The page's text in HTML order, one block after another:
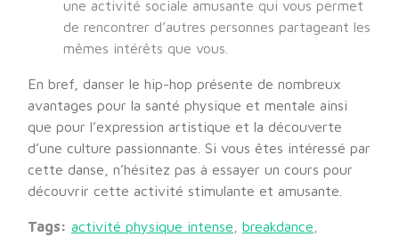
une activité sociale amusante qui vous permet
de rencontrer d’autres personnes partageant les
mêmes intérêts que vous.
En bref, danser le hip-hop présente de nombreux
avantages pour la santé physique et mentale ainsi
que pour l’expression artistique et la découverte
d’une culture passionnante. Si vous êtes intéressé par
cette danse, n’hésitez pas à essayer un cours pour
découvrir cette activité stimulante et amusante.
Tags: activité physique intense breakdance